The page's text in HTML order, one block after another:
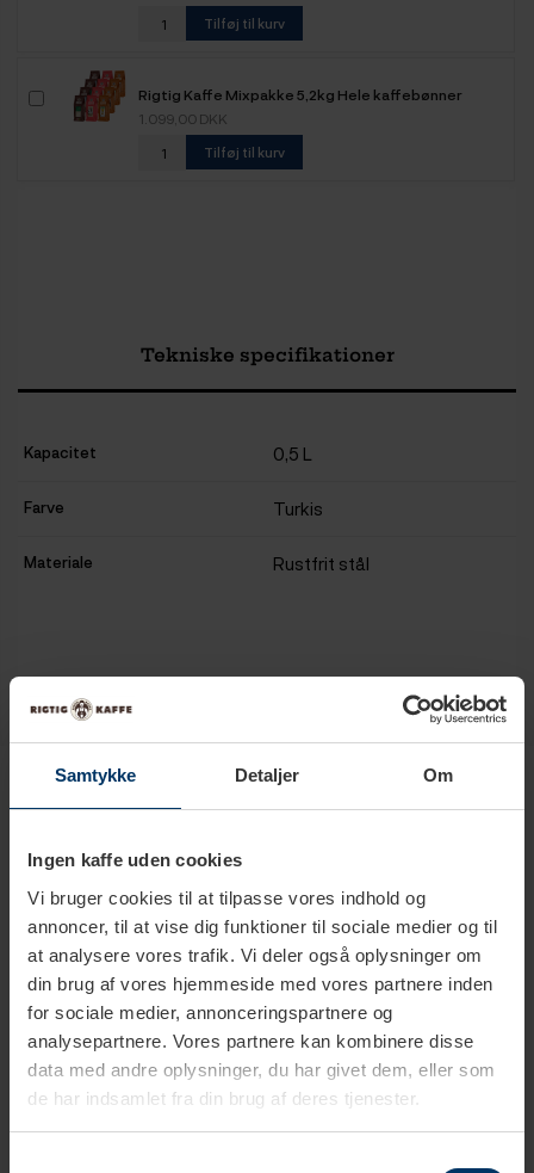
Samtykke Detaljer Om
Ingen kaffe uden cookies
Vi bruger cookies til at tilpasse vores indhold og
annoncer, til at vise dig funktioner til sociale medier og til
at analysere vores trafik. Vi deler også oplysninger om
din brug af vores hjemmeside med vores partnere inden
for sociale medier, annonceringspartnere og
analysepartnere. Vores partnere kan kombinere disse
data med andre oplysninger, du har givet dem, eller som
de har indsamlet fra din brug af deres tjenester.
Tilføj til kurv
Rigtig Kaffe Mixpakke 5,2kg Hele kaffebønner
1.099,00 DKK
Tilføj til kurv
Tekniske specifikationer
Kapacitet 0,5 L
Farve Turkis
Materiale Rustfrit stål